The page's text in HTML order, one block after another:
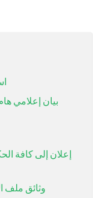
بيان إعلامي
إعلان إلى كافة
وثائق ملف